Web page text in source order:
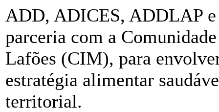
ADD, ADICES, ADDLAP
parceria com a
Lafões (CIM), para
estratégia alimentar
territorial.